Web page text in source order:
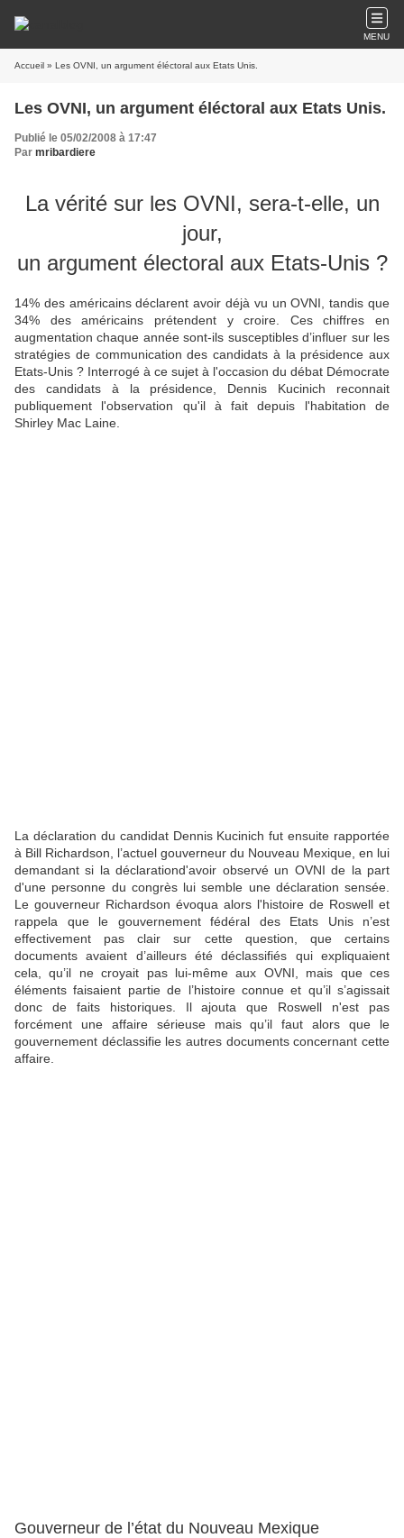
MENU
Accueil » Les OVNI, un argument éléctoral aux Etats Unis.
Les OVNI, un argument éléctoral aux Etats Unis.
Publié le 05/02/2008 à 17:47
Par mribardiere
La vérité sur les OVNI, sera-t-elle, un
jour,
un argument électoral aux Etats-Unis ?
14% des américains déclarent avoir déjà vu un OVNI,
tandis que
34% des américains prétendent y croire. Ces chiffres en
augmentation chaque année sont-ils susceptibles d’influer sur les
stratégies de communication des candidats à la présidence aux
Etats-Unis ? Interrogé à ce sujet à l'occasion du débat Démocrate
des candidats à la présidence, Dennis Kucinich reconnait
publiquement l'observation qu'il à fait depuis l'habitation de
Shirley Mac Laine.
La déclaration du candidat Dennis Kucinich fut ensuite rapportée
à Bill Richardson, l’actuel gouverneur du Nouveau Mexique, en lui
demandant si la déclarationd'avoir observé un OVNI de la part
d'une personne du congrès lui semble une déclaration sensée.
Le gouverneur Richardson évoqua alors l'histoire de Roswell et
rappela que le gouvernement fédéral des Etats Unis n’est
effectivement pas clair sur cette question, que certains
documents avaient d’ailleurs été déclassifiés qui expliquaient
cela, qu’il ne croyait pas lui-même aux OVNI, mais que ces
éléments faisaient partie de l’histoire connue et qu’il s’agissait
donc de faits historiques. Il ajouta que Roswell n'est pas
forcément une affaire sérieuse mais qu’il faut alors que le
gouvernement déclassifie les autres documents concernant cette
affaire.
Gouverneur de l’état du Nouveau Mexique